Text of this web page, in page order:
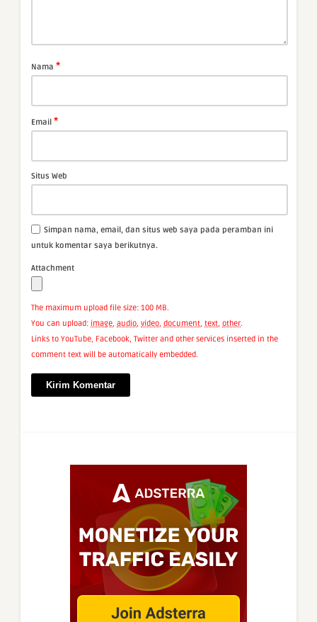
Nama *
Email *
Situs Web
Simpan nama, email, dan situs web saya pada peramban ini
untuk komentar saya berikutnya.
Attachment
The maximum upload file size: 100 MB.
You can upload: image, audio, video, document, text, other.
Links to YouTube, Facebook, Twitter and other services inserted in the
comment text will be automatically embedded.